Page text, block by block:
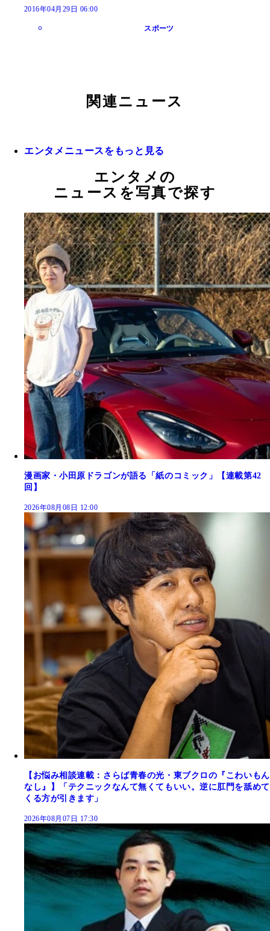
2016年04月29日 06:00
スポーツ
関連ニュース
エンタメニュースをもっと見る
エンタメの
ニュースを写真で探す
漫画家・小田原ドラゴンが語る「紙のコミック」【連載第42
回】
2026年08月08日 12:00
【お悩み相談連載：さらば青春の光・東ブクロの『こわいもん
なし』】「テクニックなんて無くてもいい。逆に肛門を舐めて
くる方が引きます」
2026年08月07日 17:30